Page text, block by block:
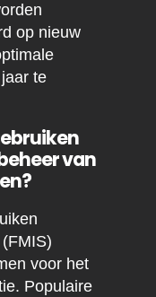
op nieuw
te
van
voor het
Populaire